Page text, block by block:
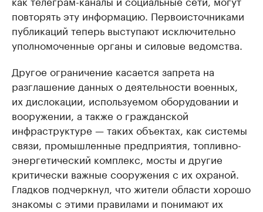
повторять эту информацию. Первоисточниками
публикаций теперь выступают исключительно
уполномоченные органы и силовые ведомства.
Другое ограничение касается запрета на
разглашение данных о деятельности военных,
их дислокации, используемом оборудовании и
вооружении, а также о гражданской
инфраструктуре — таких объектах, как системы
связи, промышленные предприятия, топливно-
энергетический комплекс, мосты и другие
критически важные сооружения с их охраной.
Гладков подчеркнул, что жители области хорошо
знакомы с этими правилами и понимают их